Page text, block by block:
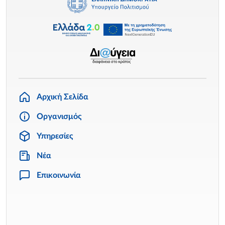
Αρχική Σελίδα
Οργανισμός
Υπηρεσίες
Νέα
Επικοινωνία